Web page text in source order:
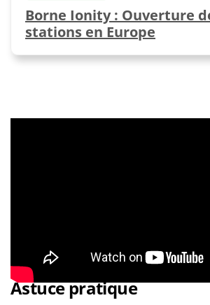
Borne Ionity : Ouverture
stations en Europe
Astuce pratique